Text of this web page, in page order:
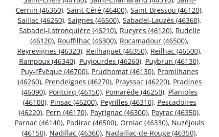
Cernin (46360), Saint-Céré (46400), Saint-Bressou (46120),
Saillac (46260), Saignes (46500), Sabadel-Lauzès (46360),
Sabadel-Latronquière (46210), Rueyres (46120), Rudelle
(46120), Rouffilhac (46300), Rocamadour (46500),
Reyrevignes (46320), Reilhaguet (46350), Reilhac (46500),
Rampoux (46340), Puyjourdes (46260), Puybrun (46130),
Puy-l’Évêque (46700), Prudhomat (46130), Promilhanes
(46260), Prendeignes (46270), Prayssac (46220), Pradines
(46090), Pontcirq (46150), Pomarède (46250), Planioles
(46100), Pinsac (46200), Peyrilles (46310), Pescadoires
(46220), Pern (46170), Payrignac (46300), Payrac (46350),
Parnac (46140), Padirac (46500), Orniac (46330), Nuzéjouls
(46150), Nadillac (46360), Nadaillac-de-Rouge (46350),